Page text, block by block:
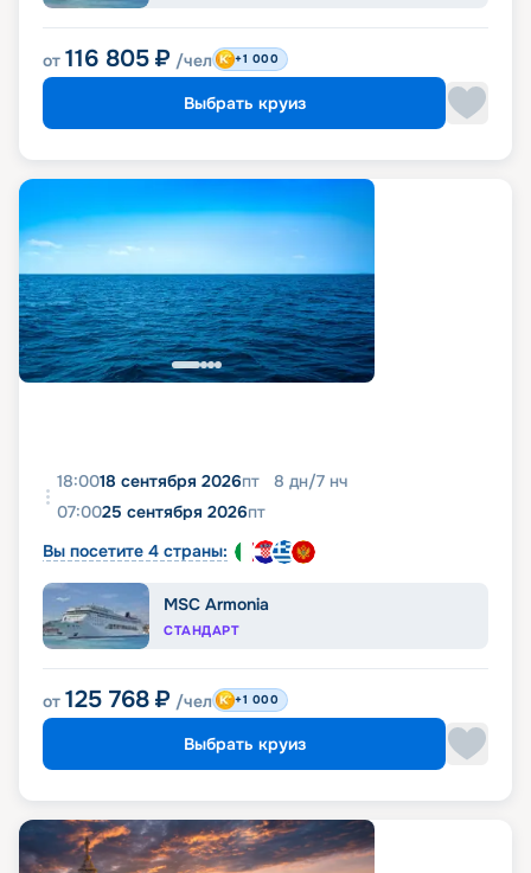
от 116 805 ₽ /чел +1 000
Выбрать круиз
18:0018 сентября 2026пт 8 дн/7 нч
07:0025 сентября 2026пт
Вы посетите 4 страны:
MSC Armonia
СТАНДАРТ
от 125 768 ₽ /чел +1 000
Выбрать круиз